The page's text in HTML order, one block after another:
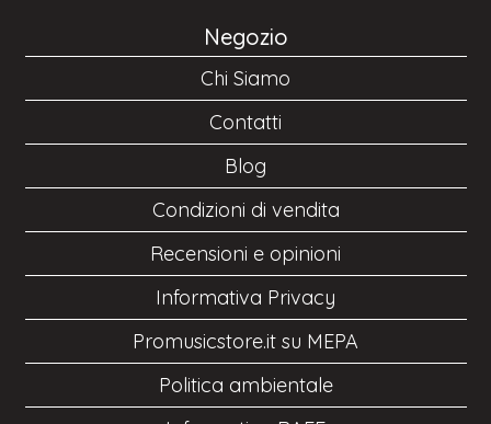
Negozio
Chi Siamo
Contatti
Blog
Condizioni di vendita
Recensioni e opinioni
Informativa Privacy
Promusicstore.it su MEPA
Politica ambientale